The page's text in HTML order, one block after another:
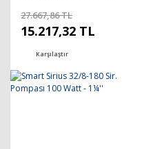
27.667,86 TL
15.217,32 TL
Karşılaştır